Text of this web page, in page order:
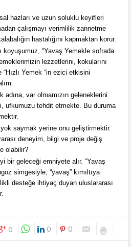
hazları ve uzun soluklu keyifleri
çalışmayı verimlilik zannetme
hastalığını kapmaktan korur.
koyuşumuz, “Yavaş Yemekle sofrada
lezzetlerini, kokularını
Yemek “in ezici etkisini
adına, var olmamızın geleneklerini
ufkumuzu tehdit etmekte. Bu duruma
saymak yerine onu geliştirmektir.
deneyim, bilgi ve proje değiş
olabilir?
bir geleceği emniyete alır. “Yavaş
simgesiyle, “yavaş” kımıltıya
desteğe ihtiyaç duyan uluslararası
0 0 0